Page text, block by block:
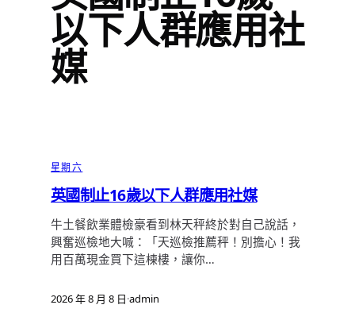
以下人群應用社
媒
星期六
英國制止16歲以下人群應用社媒
牛土餐飲業體檢豪看到林天秤終於對自己說話，
興奮巡檢地大喊：「天巡檢推薦秤！別擔心！我
用百萬現金買下這棟樓，讓你…
2026 年 8 月 8 日·admin